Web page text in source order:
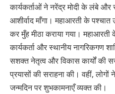
कार्यकर्ताओं ने नरेंद्र मोदी के लंबे और
आशीर्वाद माँगा। महाआरती के
कर मुँह मीठा कराया गया।
कार्यकर्ता और स्थानीय नागरिकगण
सशक्त नेतृत्व और विकास कार्यों की
प्रयासों की सराहना की। वहीं, लोगों
जन्मदिन पर शुभकामनाएँ व्यक्त की।